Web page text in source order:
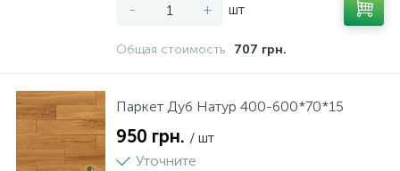
- + шт
Общая стоимость 707 грн.
Паркет Дуб Натур 400-600*70*15
950 грн. / шт
Уточните